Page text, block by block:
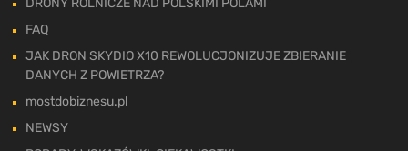
FAQ
JAK DRON SKYDIO X10 REWOLUCJONIZUJE ZBIERANIE
DANYCH Z POWIETRZA?
mostdobiznesu.pl
NEWSY